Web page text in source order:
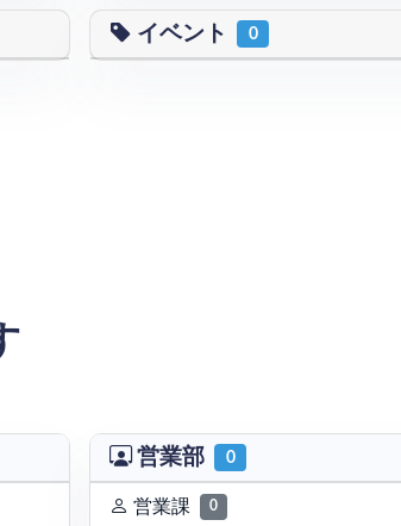
イベント 0
営業部 0
営業課 0